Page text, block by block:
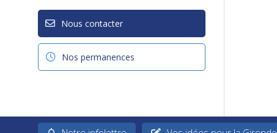
Nous contacter
Nos permanences